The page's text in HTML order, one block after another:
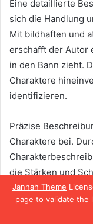
Jannah Theme
page to validate the
Eine detaillierte
sich die Handlung
Mit bildhaften und
erschafft der Autor
in den Bann zieht.
Charaktere
identifizieren.
Präzise
Charaktere bei.
die Stärken und
verstehen.
dem Leser und